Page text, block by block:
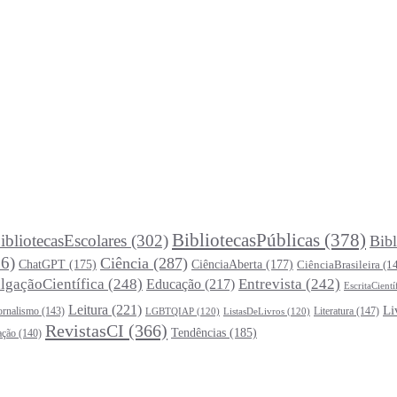
(302)BibliotecasPúblicas (378)
ChatGPT (175) Ciência (287) CiênciaAberta (177) CiênciaBrasileira
(248) Educação (217) Entrevista (242)
(143) Leitura (221) LGBTQIAP (120) ListasDeLivros (120) Literatura (147)
(140) RevistasCI (366) Tendências (185)